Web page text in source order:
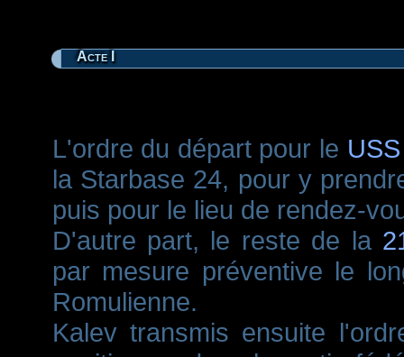
Acte I
L'ordre du départ pour le
la Starbase 24, pour y
puis pour le lieu de rendez-
D'autre part, le reste de la
par mesure préventive le
Romulienne.
Kalev transmis ensuite